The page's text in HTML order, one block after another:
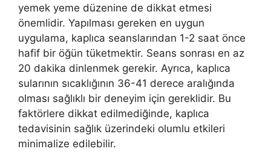
yemek yeme düzenine de dikkat etmesi
önemlidir. Yapılması gereken en uygun
uygulama, kaplıca seanslarından 1-2 saat önce
hafif bir öğün tüketmektir. Seans sonrası en az
20 dakika dinlenmek gerekir. Ayrıca, kaplıca
sularının sıcaklığının 36-41 derece aralığında
olması sağlıklı bir deneyim için gereklidir. Bu
faktörlere dikkat edilmediğinde, kaplıca
tedavisinin sağlık üzerindeki olumlu etkileri
minimalize edilebilir.